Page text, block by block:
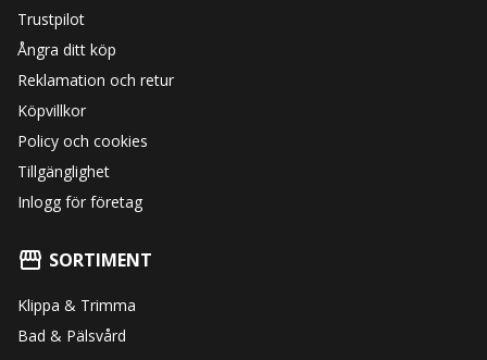
Trustpilot
Ångra ditt köp
Reklamation och retur
Köpvillkor
Policy och cookies
Tillgänglighet
Inlogg för företag
SORTIMENT
Klippa & Trimma
Bad & Pälsvård